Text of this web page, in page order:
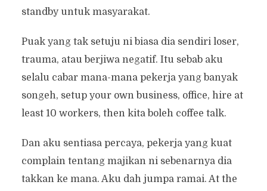
standby untuk masyarakat.
Puak yang tak setuju ni biasa dia sendiri loser,
trauma, atau berjiwa negatif. Itu sebab aku
selalu cabar mana-mana pekerja yang banyak
songeh, setup your own business, office, hire at
least 10 workers, then kita boleh coffee talk.
Dan aku sentiasa percaya, pekerja yang kuat
complain tentang majikan ni sebenarnya dia
takkan ke mana. Aku dah jumpa ramai. At the